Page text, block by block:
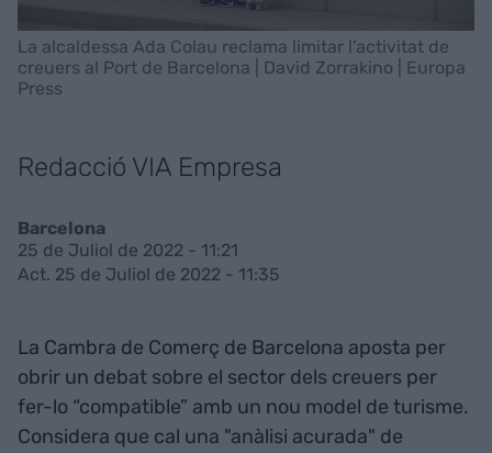
La alcaldessa Ada Colau reclama limitar l’activitat de
creuers al Port de Barcelona | David Zorrakino | Europa
Press
Redacció VIA Empresa
Barcelona
25 de Juliol de 2022 - 11:21
Act. 25 de Juliol de 2022 - 11:35
La Cambra de Comerç de Barcelona aposta per
obrir un debat sobre el sector dels creuers per
fer-lo “compatible” amb un nou model de turisme.
Considera que cal una "anàlisi acurada" de